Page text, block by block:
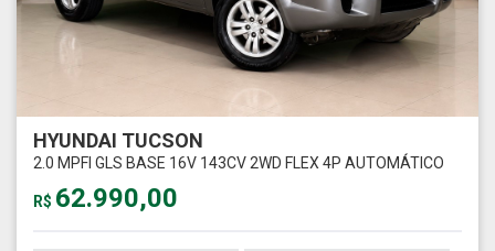
HYUNDAI TUCSON
2.0 MPFI GLS BASE 16V 143CV 2WD FLEX 4P AUTOMÁTICO
R$ 62.990,00